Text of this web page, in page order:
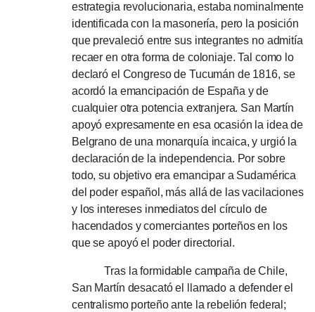
estrategia revolucionaria, estaba nominalmente
identificada con la masonería, pero la posición
que prevaleció entre sus integrantes no admitía
recaer en otra forma de coloniaje.Tal como lo
declaró el Congreso de Tucumán de 1816, se
acordó la emancipación de España y de
cualquier otra potencia extranjera. San Martín
apoyó expresamente en esa ocasión la idea de
Belgrano de una monarquía incaica, y urgió la
declaración de la independencia. Por sobre
todo, su objetivo era emancipar a Sudamérica
del poder español, más allá de las vacilaciones
y los intereses inmediatos del círculo de
hacendados y comerciantes porteños en los
que se apoyó el poder directorial.
Tras la formidable campaña de Chile,
San Martín desacató el llamado a defender el
centralismo porteño ante la rebelión federal;